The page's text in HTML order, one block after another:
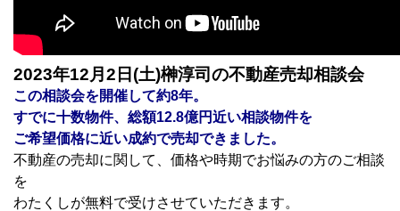
2023年12月2 日(土)榊淳司の不動産売却相談会
この相談会を開催して約8年。
すでに十数物件、総額12.8億円近い相談物件を
ご希望価格に近い成約で売却できました。
不動産の売却に関して、価格や時期でお悩みの方のご相談
を
わたくしが無料で受けさせていただきます。